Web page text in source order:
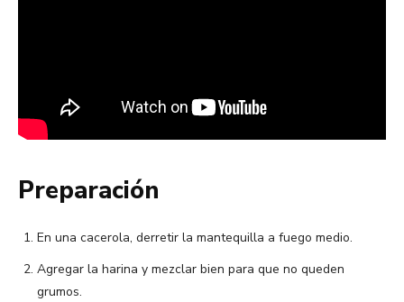
Preparación
En una cacerola, derretir la mantequilla a fuego medio.
Agregar la harina y mezclar bien para que no queden
grumos.